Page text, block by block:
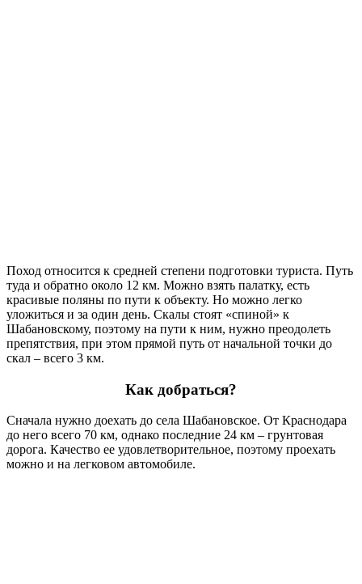
Поход относится к средней степени подготовки туриста. Путь
туда и обратно около 12 км. Можно взять палатку, есть
красивые поляны по пути к объекту. Но можно легко
уложиться и за один день. Скалы стоят «спиной» к
Шабановскому, поэтому на пути к ним, нужно преодолеть
препятствия, при этом прямой путь от начальной точки до
скал – всего 3 км.
Как добраться?
Сначала нужно доехать до села Шабановское. От Краснодара
до него всего 70 км, однако последние 24 км – грунтовая
дорога. Качество ее удовлетворительное, поэтому проехать
можно и на легковом автомобиле.